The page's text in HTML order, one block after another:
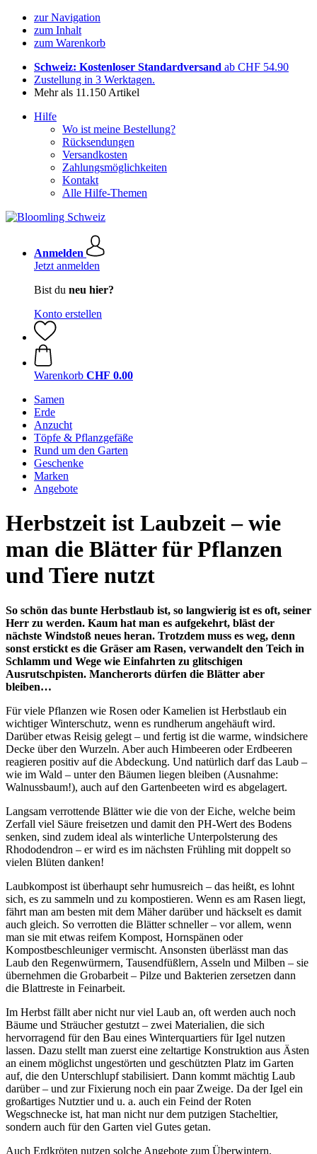
zur Navigation
zum Inhalt
zum Warenkorb
Schweiz: Kostenloser Standardversand ab CHF 54.90
Zustellung in 3 Werktagen.
Mehr als 11.150 Artikel
Hilfe
Wo ist meine Bestellung?
Rücksendungen
Versandkosten
Zahlungsmöglichkeiten
Kontakt
Alle Hilfe-Themen
Anmelden
Jetzt anmelden
Bist du neu hier?
Konto erstellen
Warenkorb CHF 0.00
Samen
Erde
Anzucht
Töpfe & Pflanzgefäße
Rund um den Garten
Geschenke
Marken
Angebote
Herbstzeit ist Laubzeit – wie
man die Blätter für Pflanzen
und Tiere nutzt
So schön das bunte Herbstlaub ist, so langwierig ist es oft, seiner
Herr zu werden. Kaum hat man es aufgekehrt, bläst der
nächste Windstoß neues heran. Trotzdem muss es weg, denn
sonst erstickt es die Gräser am Rasen, verwandelt den Teich in
Schlamm und Wege wie Einfahrten zu glitschigen
Ausrutschpisten. Mancherorts dürfen die Blätter aber
bleiben…
Für viele Pflanzen wie Rosen oder Kamelien ist Herbstlaub ein
wichtiger Winterschutz, wenn es rundherum angehäuft wird.
Darüber etwas Reisig gelegt – und fertig ist die warme, windsichere
Decke über den Wurzeln. Aber auch Himbeeren oder Erdbeeren
reagieren positiv auf die Abdeckung. Und natürlich darf das Laub –
wie im Wald – unter den Bäumen liegen bleiben (Ausnahme:
Walnussbaum!), auch auf den Gartenbeeten wird es abgelagert.
Langsam verrottende Blätter wie die von der Eiche, welche beim
Zerfall viel Säure freisetzen und damit den PH-Wert des Bodens
senken, sind zudem ideal als winterliche Unterpolsterung des
Rhododendron – er wird es im nächsten Frühling mit doppelt so
vielen Blüten danken!
Laubkompost ist überhaupt sehr humusreich – das heißt, es lohnt
sich, es zu sammeln und zu kompostieren. Wenn es am Rasen liegt,
fährt man am besten mit dem Mäher darüber und häckselt es damit
auch gleich. So verrotten die Blätter schneller – vor allem, wenn
man sie mit etwas reifem Kompost, Hornspänen oder
Kompostbeschleuniger vermischt. Ansonsten überlässt man das
Laub den Regenwürmern, Tausendfüßlern, Asseln und Milben – sie
übernehmen die Grobarbeit – Pilze und Bakterien zersetzen dann
die Blattreste in Feinarbeit.
Im Herbst fällt aber nicht nur viel Laub an, oft werden auch noch
Bäume und Sträucher gestutzt – zwei Materialien, die sich
hervorragend für den Bau eines Winterquartiers für Igel nutzen
lassen. Dazu stellt man zuerst eine zeltartige Konstruktion aus Ästen
an einem möglichst ungestörten und geschützten Platz im Garten
auf, die den Unterschlupf stabilisiert. Dann kommt mächtig Laub
darüber – und zur Fixierung noch ein paar Zweige. Da der Igel ein
großartiges Nutztier und u. a. auch ein Feind der Roten
Wegschnecke ist, hat man nicht nur dem putzigen Stacheltier,
sondern auch für den Garten viel Gutes getan.
Auch Erdkröten nutzen solche Angebote zum Überwintern.